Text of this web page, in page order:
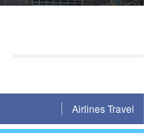
Airlines Travel